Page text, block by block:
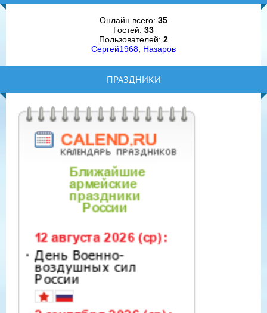
Онлайн всего: 35
Гостей: 33
Пользователей: 2
Сергей1968 Назаров
ПРАЗДНИКИ